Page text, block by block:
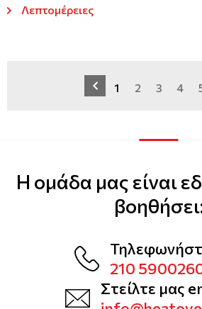
Λεπτομέρειες
1 2 3 4
Η ομάδα μας είναι
210
Στείλτε μας